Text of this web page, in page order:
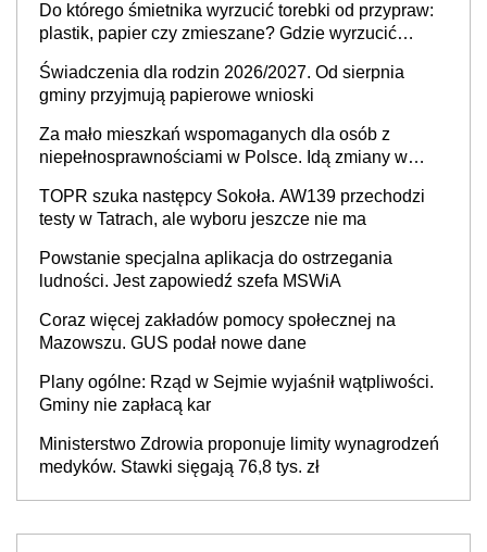
Do którego śmietnika wyrzucić torebki od przypraw:
plastik, papier czy zmieszane? Gdzie wyrzucić
młynek po przyprawach?
Świadczenia dla rodzin 2026/2027. Od sierpnia
gminy przyjmują papierowe wnioski
Za mało mieszkań wspomaganych dla osób z
niepełnosprawnościami w Polsce. Idą zmiany w
TOPR szuka następcy Sokoła. AW139 przechodzi
testy w Tatrach, ale wyboru jeszcze nie ma
Powstanie specjalna aplikacja do ostrzegania
ludności. Jest zapowiedź szefa MSWiA
Coraz więcej zakładów pomocy społecznej na
Mazowszu. GUS podał nowe dane
Plany ogólne: Rząd w Sejmie wyjaśnił wątpliwości.
Gminy nie zapłacą kar
Ministerstwo Zdrowia proponuje limity wynagrodzeń
medyków. Stawki sięgają 76,8 tys. zł